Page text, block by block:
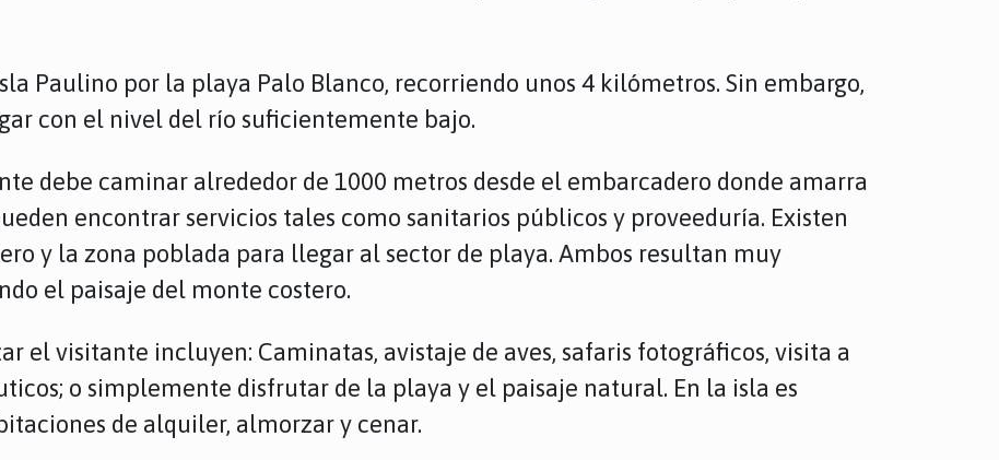
Paulino por la playa Palo Blanco, recorriendo unos 4 kilómetros. Sin embargo,
con el nivel del río suficientemente bajo.
debe caminar alrededor de 1000 metros desde el embarcadero donde amarra
encontrar servicios tales como sanitarios públicos y proveeduría. Existen
y la zona poblada para llegar al sector de playa. Ambos resultan muy
el paisaje del monte costero.
el visitante incluyen: Caminatas, avistaje de aves, safaris fotográficos, visita a
o simplemente disfrutar de la playa y el paisaje natural. En la isla es
de alquiler, almorzar y cenar.